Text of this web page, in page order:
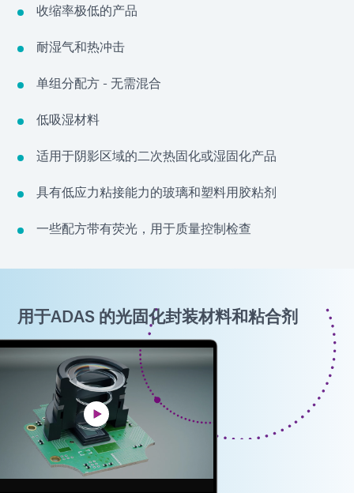
收缩率极低的产品
耐湿气和热冲击
单组分配方 - 无需混合
低吸湿材料
适用于阴影区域的二次热固化或湿固化产品
具有低应力粘接能力的玻璃和塑料用胶粘剂
一些配方带有荧光，用于质量控制检查
用于ADAS 的光固化封装材料和粘合剂